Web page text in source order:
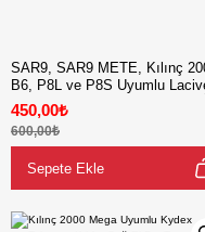
SAR9, SAR9 METE, Kılınç
B6, P8L ve P8S Uyumlu
Tabanca Kılıfı - Sağ ve Sol El
Taşıma
450,00₺
600,00₺
Sepete Ekle